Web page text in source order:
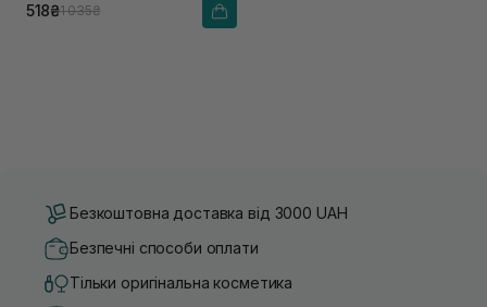
518₴1 035₴
Безкоштовна доставка від 3000 UAH
Безпечні способи оплати
Тільки оригінальна косметика